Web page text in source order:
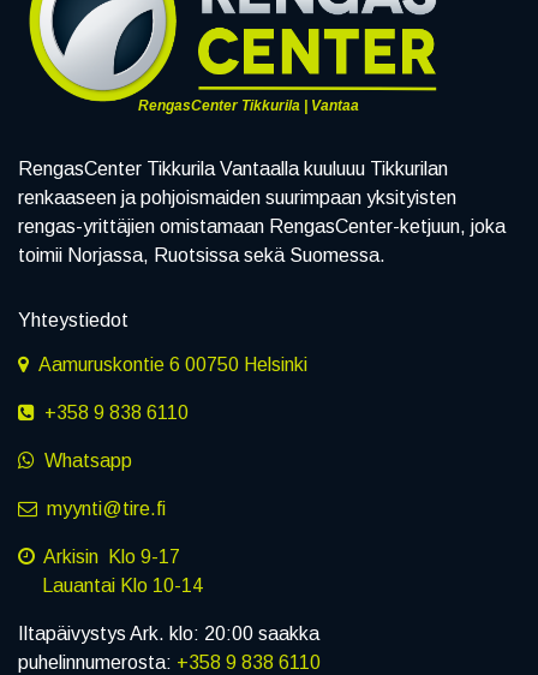
RengasCenter Tikkurila | Vantaa
RengasCenter Tikkurila Vantaalla kuuluuu Tikkurilan
renkaaseen ja pohjoismaiden suurimpaan yksityisten
rengas-yrittäjien omistamaan RengasCenter-ketjuun, joka
toimii Norjassa, Ruotsissa sekä Suomessa.
Yhteystiedot
Aamuruskontie 6 00750 Helsinki
+358 9 838 6110
Whatsapp
myynti@tire.fi
Arkisin Klo 9-17
Lauantai Klo 10-14
Iltapäivystys Ark. klo: 20:00 saakka
puhelinnumerosta: +358 9 838 6110